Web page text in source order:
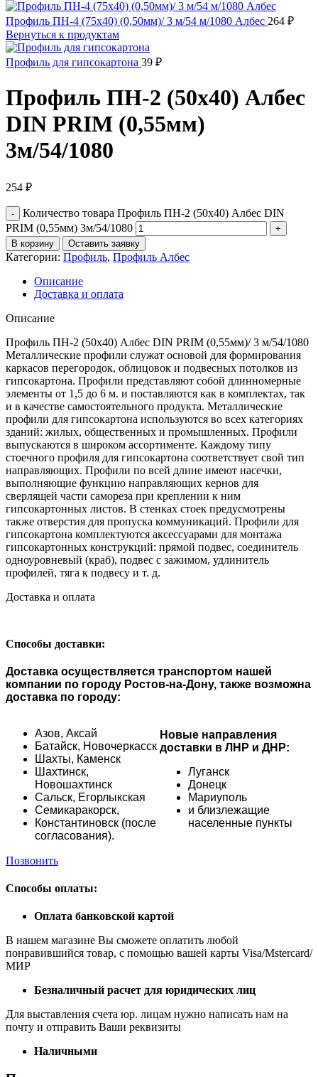
Профиль ПН-4 (75х40) (0,50мм)/ 3 м/54 м/1080 Албес 264 ₽
Вернуться к продуктам
Профиль для гипсокартона 39 ₽
Профиль ПН-2 (50х40) Албес
DIN PRIM (0,55мм)
3м/54/1080
254 ₽
Количество товара Профиль ПН-2 (50х40) Албес DIN
PRIM (0,55мм) 3м/54/1080
В корзину Оставить заявку
Категории: Профиль, Профиль Албес
Описание
Доставка и оплата
Описание
Профиль ПН-2 (50х40) Албес DIN PRIM (0,55мм)/ 3 м/54/1080
Металлические профили служат основой для формирования
каркасов перегородок, облицовок и подвесных потолков из
гипсокартона. Профили представляют собой длинномерные
элементы от 1,5 до 6 м. и поставляются как в комплектах, так
и в качестве самостоятельного продукта. Металлические
профили для гипcокартона используются во всех категориях
зданий: жилых, общественных и промышленных. Профили
выпускаются в широком ассортименте. Каждому типу
стоечного профиля для гипсокартона соответствует свой тип
направляющих. Профили по всей длине имеют насечки,
выполняющие функцию направляющих кернов для
сверлящей части самореза при креплении к ним
гипсокартонных листов. В стенках стоек предусмотрены
также отверстия для пропуска коммуникаций. Профили для
гипсокартона комплектуются аксессуарами для монтажа
гипсокартонных конструкций: прямой подвес, соединитель
одноуровневый (краб), подвес с зажимом, удлинитель
профилей, тяга к подвесу и т. д.
Доставка и оплата
Способы доставки:
Доставка осуществляется транспортом нашей
компании по городу Ростов-на-Дону, также возможна
доставка по городу:
Азов, Аксай
Батайск, Новочеркасск
Шахты, Каменск
Шахтинск,
Новошахтинск
Сальск, Егорлыкская
Семикаракорск,
Константиновск (после
согласования).
Новые направления
доставки в ЛНР и ДНР:
Луганск
Донецк
Мариуполь
и близлежащие
населенные пункты
Позвонить
Способы оплаты:
Оплата банковской картой
В нашем магазине Вы сможете оплатить любой
понравившийся товар, с помощью вашей карты Visa/Mstercard/
МИР
Безналичный расчет для юридических лиц
Для выставления счета юр. лицам нужно написать нам на
почту и отправить Ваши реквизиты
Наличными